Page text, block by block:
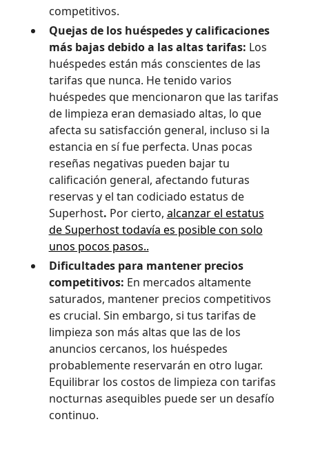
competitivos.
Quejas de los huéspedes y calificaciones
más bajas debido a las altas tarifas: Los
huéspedes están más conscientes de las
tarifas que nunca. He tenido varios
huéspedes que mencionaron que las tarifas
de limpieza eran demasiado altas, lo que
afecta su satisfacción general, incluso si la
estancia en sí fue perfecta. Unas pocas
reseñas negativas pueden bajar tu
calificación general, afectando futuras
reservas y el tan codiciado estatus de
Superhost. Por cierto, alcanzar el estatus
de Superhost todavía es posible con solo
unos pocos pasos..
Dificultades para mantener precios
competitivos: En mercados altamente
saturados, mantener precios competitivos
es crucial. Sin embargo, si tus tarifas de
limpieza son más altas que las de los
anuncios cercanos, los huéspedes
probablemente reservarán en otro lugar.
Equilibrar los costos de limpieza con tarifas
nocturnas asequibles puede ser un desafío
continuo.